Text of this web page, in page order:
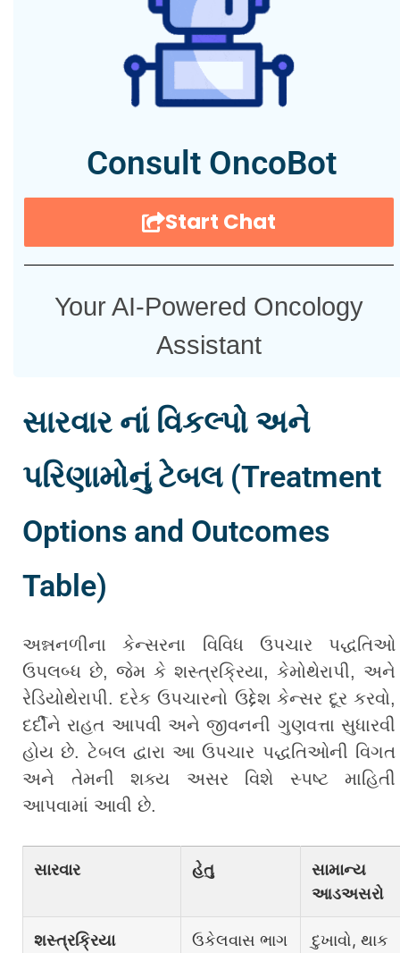
Consult OncoBot
Start Chat
Your AI-Powered Oncology
Assistant
સારવાર નાં વિકલ્પો અને
પરિણામોનું ટેબલ (Treatment
Options and Outcomes
Table)
અન્નનળીના કેન્સરના વિવિધ ઉપચાર પદ્ધતિઓ
ઉપલબ્ધ છે, જેમ કે શસ્ત્રક્રિયા, કેમોથેરાપી, અને
રેડિયોથેરાપી. દરેક ઉપચારનો ઉદ્દેશ કેન્સર દૂર કરવો,
દર્દીને રાહત આપવી અને જીવનની ગુણવત્તા સુધારવી
હોય છે. ટેબલ દ્વારા આ ઉપચાર પદ્ધતિઓની વિગત
અને તેમની શક્ય અસર વિશે સ્પષ્ટ માહિતી
આપવામાં આવી છે.
સારવાર હેતુ
સામાન્ય
આડઅસરો
શસ્ત્રક્રિયા
ઉકેલવાસ ભાગ
દુખાવો, થાક